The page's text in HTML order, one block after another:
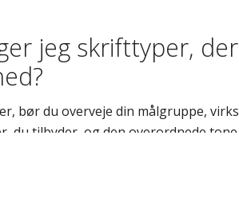
jeg skrifttyper,
bør du overveje din målgruppe,
du tilbyder, og den overordnede